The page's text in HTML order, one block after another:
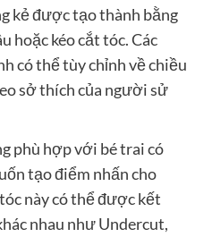
kẻ được tạo thành bằng
hoặc kéo cắt tóc. Các
có thể tùy chỉnh về chiều
sở thích của người sử
phù hợp với bé trai có
tạo điểm nhấn cho
này có thể được kết
nhau như Undercut,